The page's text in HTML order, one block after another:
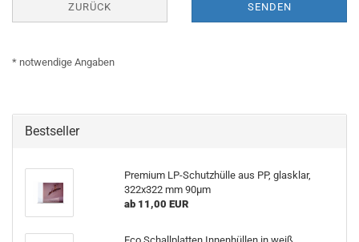
ZURÜCK SENDEN
* notwendige Angaben
Bestseller
Premium LP-Schutzhülle aus PP, glasklar,
322x322 mm 90µm
ab 11,00 EUR